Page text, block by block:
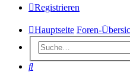
Registrieren
Hauptseite Foren-
Suche